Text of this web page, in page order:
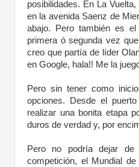
posibilidades. En La
en la avenida Saenz de
abajo. Pero también es
primera ó segunda vez
creo que partía de líder
en Google, hala!! Me la
Pero sin tener como
opciones. Desde el
realizar una bonita etapa
duros de verdad y, por
Pero no podría dejar
competición, el Mundial